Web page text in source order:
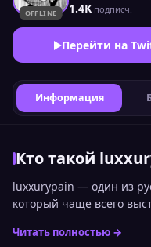
OFFLINE 1.4K подписч.
Перейти на
Информация
Кто такой
luxxurypain — один из
который чаще всего
в общем топе стримеров
Читать полностью →